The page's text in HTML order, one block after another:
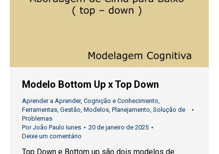
Modelo Bottom Up x Top Down
Aprender a Aprender, Cognição e Conhecimento,
Ferramentas, Gestão, Modelos, Planejamento, Solução de
Problemas
PorJoão Paulo Iunes
20 de janeiro de 2025
Deixe um comentário
Top Down e Bottom up são dois modelos de